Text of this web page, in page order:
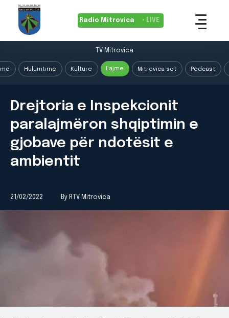
Radio Mitrovica • LIVE
TV Mitrovica
Hulumtime Kulture Lajme Mitrovica sot Podcast
Drejtoria e Inspekcionit
paralajmëron shqiptimin e
gjobave për ndotësit e
ambientit
21/02/2022 By RTV Mitrovica